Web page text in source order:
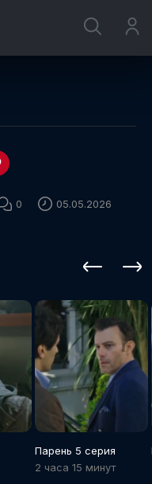
0 05.05.2026
Парень 5 серия
2 часа 15 минут